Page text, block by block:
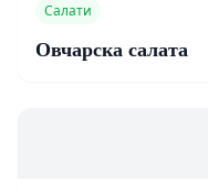
Салати
Овчарска салата